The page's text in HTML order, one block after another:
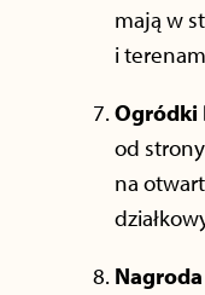
mają w
i
Ogródki
od
na